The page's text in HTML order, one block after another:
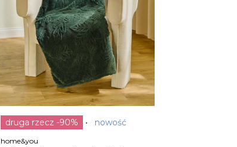
druga rzecz -90% nowość
home&you